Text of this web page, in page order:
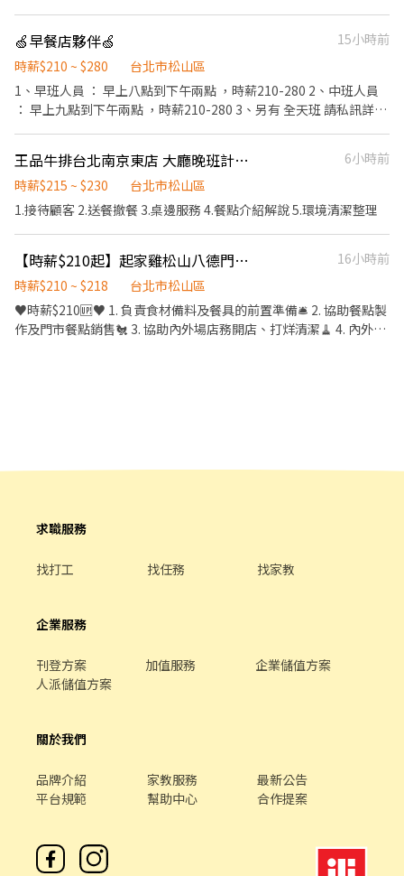
負責結帳、收銀等工作。 餐飲內場： ．擔任廚師的助手，處理烹飪
前與烹飪中之準備工作與其他餐廳相關事務。 ．負責洗、剝、削、
切各種食材。 ．負責清理工作環境、設備和餐具。 ．準備不同餐點
所需要的食材。 ．協助測量食材的容量與重量。 ．負責擺盤、打包
🍏早餐店夥伴🍏
15小時前
時薪$210 ~ $280
台北市松山區
1、早班人員 ： 早上八點到下午兩點 ，時薪210-280 2、中班人員
： 早上九點到下午兩點 ，時薪210-280 3、另有 全天班 請私訊詳
牙、紅利獎金 工作氣氛佳 ##需長期
王品牛排台北南京東店 大廳晚班計時同仁
6小時前
時薪$215 ~ $230
台北市松山區
1.接待顧客 2.送餐撤餐 3.桌邊服務 4.餐點介紹解說 5.環境清潔整理
【時薪$210起】起家雞松山八德門市-長期兼職
16小時前
時薪$210 ~ $218
台北市松山區
♥時薪$210🆙♥ 1. 負責食材備料及餐具的前置準備🛎 2. 協助餐點製
作及門市餐點銷售🐔 3. 協助內外場店務開店、打烊清潔🧹 4. 內外場
求職服務
找打工 找任務 找家教
企業服務
刊登方案 加值服務
企業儲值方案
人派儲值方案
關於我們
品牌介紹 家教服務
最新公告
平台規範
幫助中心 合作提案